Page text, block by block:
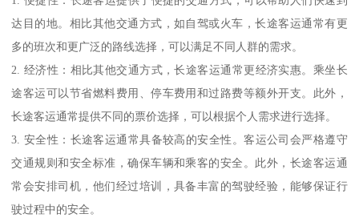
达目的地。相比其他交通方式，如自驾或火车，长途客运通常有更
多的班次和更广泛的路线选择，可以满足不同人群的需求。
2. 经济性：相比其他交通方式，长途客运通常更经济实惠。乘坐长
途客运可以节省燃料费用、停车费用和过路费等额外开支。此外，
长途客运通常提供不同的票价选择，可以根据个人需求进行选择。
3. 安全性：长途客运通常具备较高的安全性。客运公司会严格遵守
交通规则和安全标准，确保车辆和乘客的安全。此外，长途客运通
常会安排司机，他们经过培训，具备丰富的驾驶经验，能够保证行
驶过程中的安全。